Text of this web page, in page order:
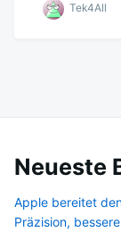
Tek4All
Neueste
Apple bereitet
Präzision,